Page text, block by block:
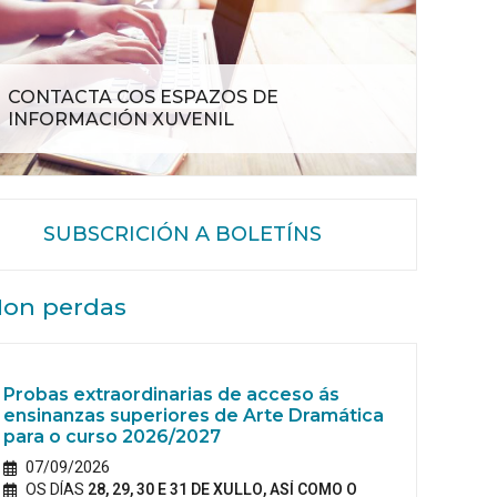
CONTACTA COS ESPAZOS DE
INFORMACIÓN XUVENIL
SUBSCRICIÓN A BOLETÍNS
perdas
Probas extraordinarias de acceso ás
ensinanzas superiores de Arte Dramática
para o curso 2026/2027
07/09/2026
OS DÍAS 28, 29, 30 E 31 DE XULLO, ASÍ COMO O